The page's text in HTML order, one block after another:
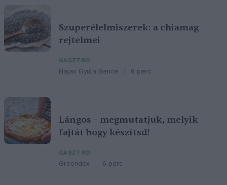
Szuperélelmiszerek: a chiamag
rejtelmei
GASZTRO
Hajas Gyula Bence 6 perc
Lángos – megmutatjuk, melyik
fajtát hogy készítsd!
GASZTRO
Greendex 6 perc